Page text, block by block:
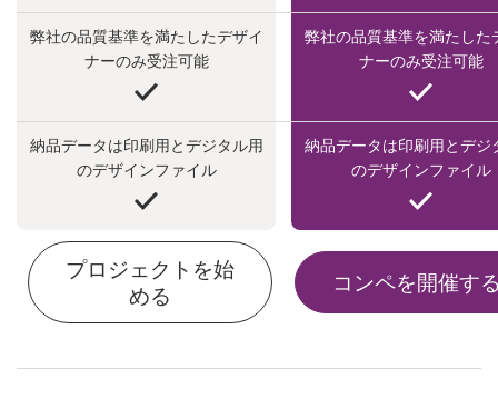
弊社の品質基準を満たしたデザイ
ナーのみ受注可能
弊社の品質基準を満たした
ナーのみ受注可能
納品データは印刷用とデジタル用
のデザインファイル
納品データは印刷用とデジ
のデザインファイル
プロジェクトを始
める
コンペを開催す
ー
ス
デザイナーになる